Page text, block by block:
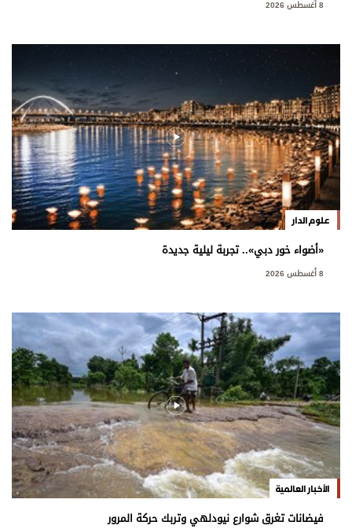
8 أغسطس 2026
علوم الدار
«أضواء خور دبي».. تجربة ليلية جديدة
8 أغسطس 2026
الأخبار العالمية
فيضانات تغرق شوارع نيودلهي وتربك حركة المرور